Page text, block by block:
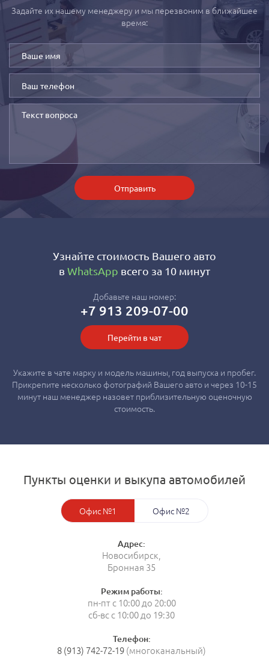
Задайте их нашему менеджеру и мы перезвоним в ближайшее
время:
Отправить
Узнайте стоимость Вашего авто
в WhatsApp всего за 10 минут
Добавьте наш номер:
+7 913 209-07-00
Перейти в чат
Укажите в чате марку и модель машины, год выпуска и пробег.
Прикрепите несколько фотографий Вашего авто и через 10-15
минут наш менеджер назовет приблизительную оценочную
стоимость.
Пункты оценки и выкупа автомобилей
Офис №1 Офис №2
Адрес:
Новосибирск,
Бронная 35
Режим работы:
пн-пт с 10:00 до 20:00
сб-вс с 10:00 до 19:30
Телефон:
8 (913) 742-72-19(многоканальный)